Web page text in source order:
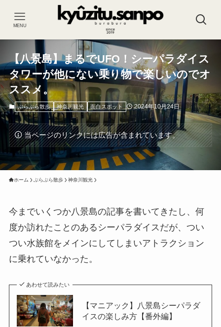
MENU
【八景島】まるでUFO！シーパラダイス
タワーが他にない乗り物で楽しいのでオ
ススメ。
ぶらぶら散歩 神奈川観光 面白スポット 2024年10月24日
当ページのリンクには広告が含まれています。
ホーム ぶらぶら散歩 神奈川観光
今までいくつか八景島の記事を書いてきたし、何
度か訪れたことのあるシーパラダイスだが、つい
つい水族館をメインにしてしまいアトラクション
に乗れていなかった。
あわせて読みたい
【マニアック】八景島シーパラダ
イスの楽しみ方【番外編】